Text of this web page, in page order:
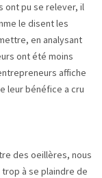
ont pu se relever, il
le disent les
en analysant
ont été moins
affiche
leur bénéfice a cru
des oeillères, nous
à se plaindre de